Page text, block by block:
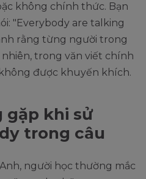
không chính thức. Bạn
"Everybody are talking
rằng từng người trong
trong văn viết chính
được khuyến khích.
gặp khi sử
trong câu
người học thường mắc